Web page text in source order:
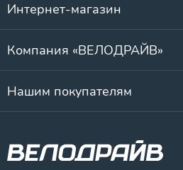
Интернет-магазин
Компания «ВЕЛОДРАЙВ»
Нашим покупателям